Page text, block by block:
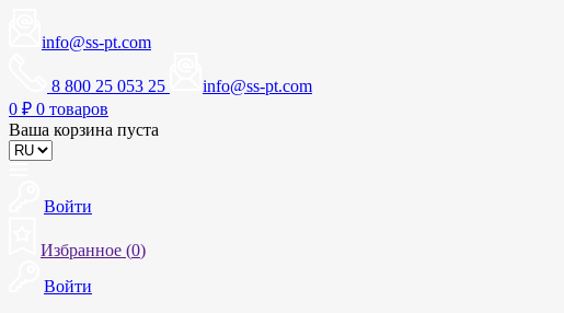
info@ss-pt.com
8 800 25 053 25
info@ss-pt.com
0 ₽ 0 товаров
Ваша корзина пуста
Войти
Избранное (0)
Войти